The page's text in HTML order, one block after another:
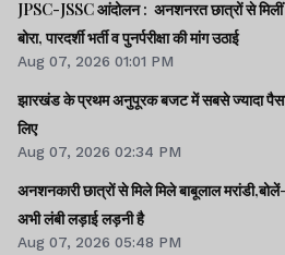
JPSC-JSSC आंदोलन : अनशनरत छात्रों से मिलीं
बोरा, पारदर्शी भर्ती व पुनर्परीक्षा की मांग उठाई
Aug 07, 2026 01:01 PM
झारखंड के प्रथम अनुपूरक बजट में सबसे ज्यादा
लिए
Aug 07, 2026 02:34 PM
अनशनकारी छात्रों से मिले मिले बाबूलाल
अभी लंबी लड़ाई लड़नी है
Aug 07, 2026 05:48 PM